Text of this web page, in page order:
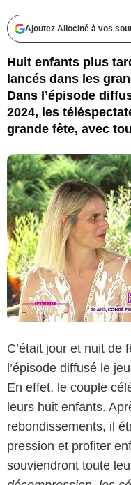
Ajoutez Allociné à vos
Huit enfants plus
lancés dans les
Dans l’épisode
2024, les
grande fête, avec
C’était jour et nuit de
l’épisode diffusé le
En effet, le couple
leurs huit enfants.
rebondissements, il
pression et profiter
souviendront toute